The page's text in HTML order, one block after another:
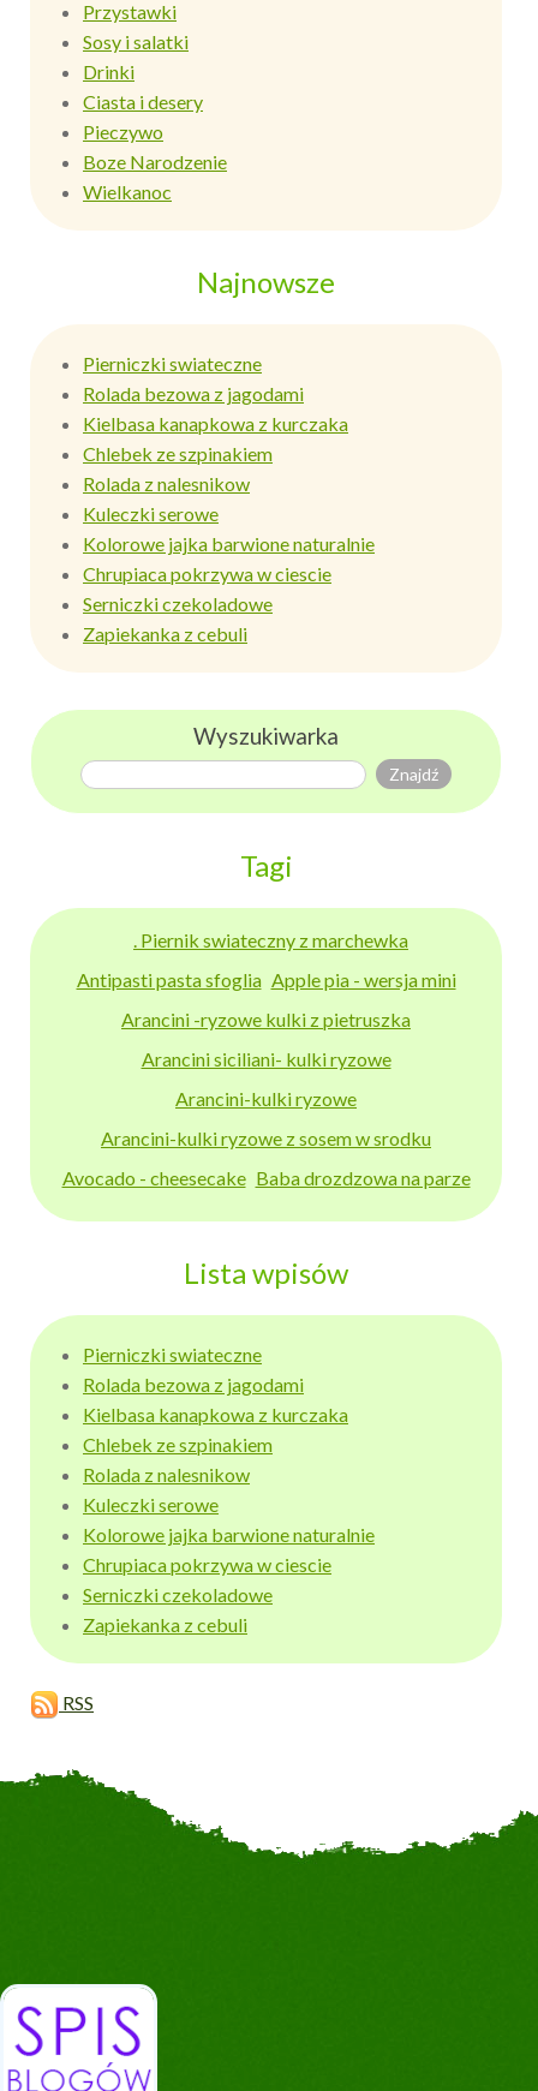
Przystawki
Sosy i salatki
Drinki
Ciasta i desery
Pieczywo
Boze Narodzenie
Wielkanoc
Najnowsze
Pierniczki swiateczne
Rolada bezowa z jagodami
Kielbasa kanapkowa z kurczaka
Chlebek ze szpinakiem
Rolada z nalesnikow
Kuleczki serowe
Kolorowe jajka barwione naturalnie
Chrupiaca pokrzywa w ciescie
Serniczki czekoladowe
Zapiekanka z cebuli
Wyszukiwarka
Tagi
. Piernik swiateczny z marchewka
Antipasti pasta sfoglia Apple pia - wersja mini
Arancini -ryzowe kulki z pietruszka
Arancini siciliani- kulki ryzowe
Arancini-kulki ryzowe
Arancini-kulki ryzowe z sosem w srodku
Avocado - cheesecake Baba drozdzowa na parze
Lista wpisów
Pierniczki swiateczne
Rolada bezowa z jagodami
Kielbasa kanapkowa z kurczaka
Chlebek ze szpinakiem
Rolada z nalesnikow
Kuleczki serowe
Kolorowe jajka barwione naturalnie
Chrupiaca pokrzywa w ciescie
Serniczki czekoladowe
Zapiekanka z cebuli
RSS